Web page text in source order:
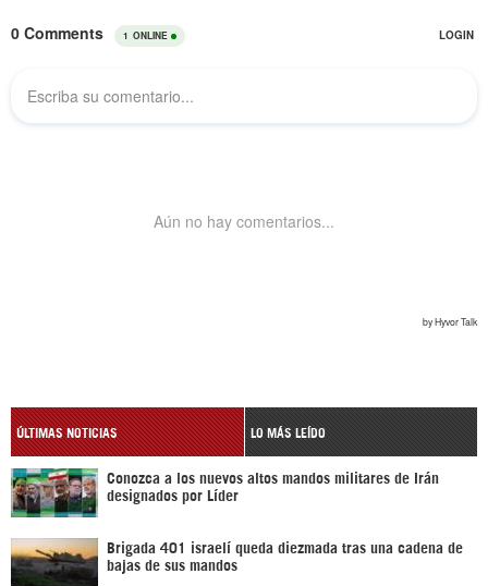
ÚLTIMAS NOTICIAS LO MÁS LEÍDO
Conozca a los nuevos altos mandos militares de Irán
designados por Líder
Brigada 401 israelí queda diezmada tras una cadena de
bajas de sus mandos